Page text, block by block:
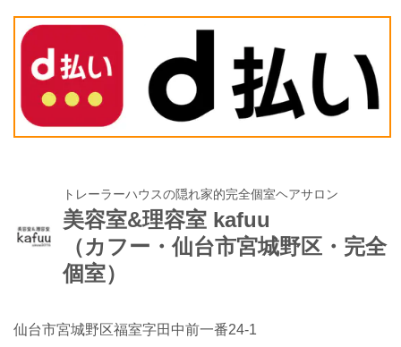
トレーラーハウスの隠れ家的完全個室ヘアサロン
美容室&理容室 kafuu
（カフー・仙台市宮城野区・完全
個室）
仙台市宮城野区福室字田中前一番24-1